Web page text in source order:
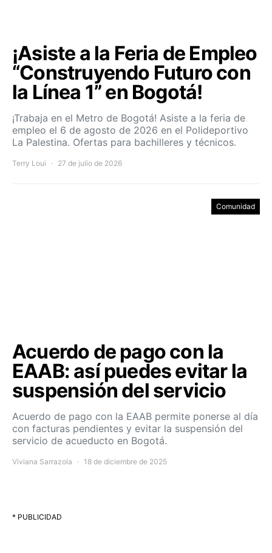
¡Asiste a la Feria de Empleo
“Construyendo Futuro con
la Línea 1” en Bogotá!
¡Trabaja en el Metro de Bogotá! Asiste a la feria de
empleo el 6 de agosto de 2026 en el Polideportivo
La Palestina. Ofertas para bachilleres y técnicos.
Terry Loui 27 de julio de 2026
Comunidad
Acuerdo de pago con la
EAAB: así puedes evitar la
suspensión del servicio
Acuerdo de pago con la EAAB permite ponerse al día
con facturas pendientes y evitar la suspensión del
servicio de acueducto en Bogotá.
Viviana Sarrazola 18 de diciembre de 2025
* PUBLICIDAD